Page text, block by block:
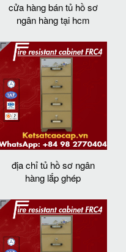
cửa hàng bán tủ hồ sơ
ngân hàng tại hcm
địa chỉ tủ hồ sơ ngân
hàng lắp ghép